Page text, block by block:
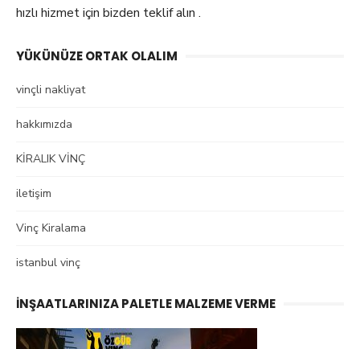
hızlı hizmet için bizden teklif alın .
YÜKÜNÜZE ORTAK OLALIM
vinçli nakliyat
hakkımızda
KİRALIK VİNÇ
iletişim
Vinç Kiralama
istanbul vinç
İNŞAATLARINIZA PALETLE MALZEME VERME